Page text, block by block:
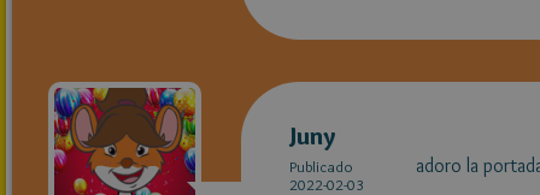
Juny
Publicado
2022-02-03
adoro la